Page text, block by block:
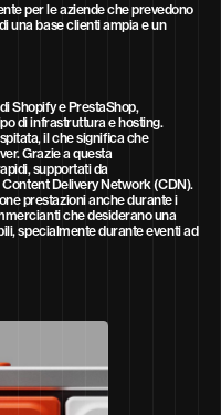
per le aziende che prevedono
una base clienti ampia e un
Shopify e PrestaShop,
di infrastruttura e hosting.
il che significa che
Grazie a questa
supportati da
Delivery Network (CDN).
prestazioni anche durante i
che desiderano una
specialmente durante eventi ad